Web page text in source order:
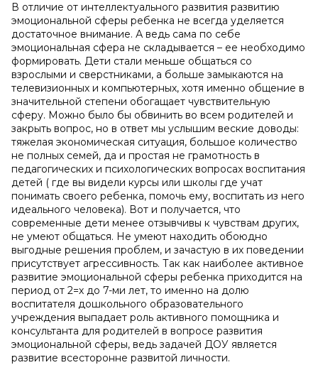
В отличие от интеллектуального развития развитию
эмоциональной сферы ребенка не всегда уделяется
достаточное внимание. А ведь сама по себе
эмоциональная сфера не складывается – ее необходимо
формировать. Дети стали меньше общаться со
взрослыми и сверстниками, а больше замыкаются на
телевизионных и компьютерных, хотя именно общение в
значительной степени обогащает чувствительную
сферу. Можно было бы обвинить во всем родителей и
закрыть вопрос, но в ответ мы услышим веские доводы:
тяжелая экономическая ситуация, большое количество
не полных семей, да и простая не грамотность в
педагогических и психологических вопросах воспитания
детей ( где вы видели курсы или школы где учат
понимать своего ребенка, помочь ему, воспитать из него
идеального человека). Вот и получается, что
современные дети менее отзывчивы к чувствам других,
не умеют общаться. Не умеют находить обоюдно
выгодные решения проблем, и зачастую в их поведении
присутствует агрессивность. Так как наиболее активное
развитие эмоциональной сферы ребенка приходится на
период от 2=х до 7-ми лет, то именно на долю
воспитателя дошкольного образовательного
учреждения выпадает роль активного помощника и
консультанта для родителей в вопросе развития
эмоциональной сферы, ведь задачей ДОУ является
развитие всесторонне развитой личности.